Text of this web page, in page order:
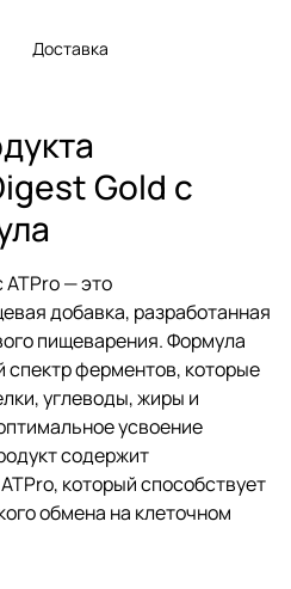
Доставка
Gold с
ATPro — это
добавка, разработанная
пищеварения. Формула
спектр ферментов, которые
углеводы, жиры и
усвоение
содержит
который способствует
обмена на клеточном